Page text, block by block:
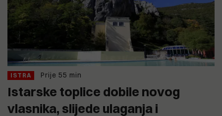
ISTRA Prije 55 min
Istarske toplice dobile novog
vlasnika, slijede ulaganja i